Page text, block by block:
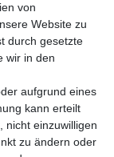
gelesen habe. Meine
von
Website zu
durch gesetzte
wir in den
aufgrund eines
kann erteilt
nicht einzuwilligen
zu ändern oder